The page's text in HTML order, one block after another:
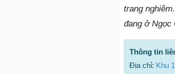
trang
đang ở Ngọc
Thông tin
Địa chỉ: Khu